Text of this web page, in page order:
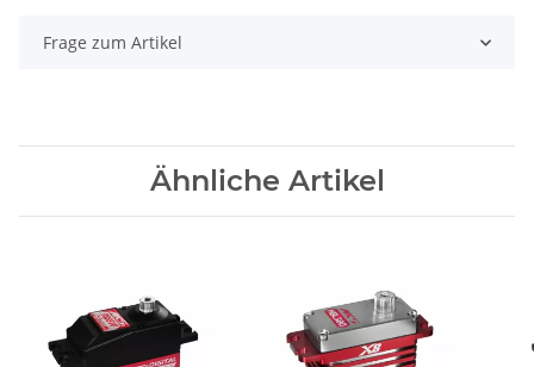
Frage zum Artikel
Ähnliche Artikel